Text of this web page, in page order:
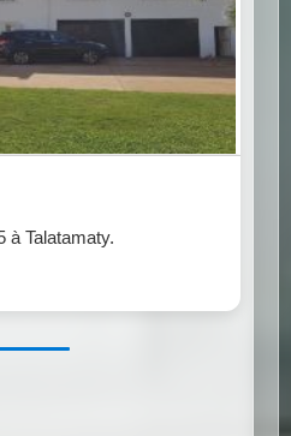
à Talatamaty.